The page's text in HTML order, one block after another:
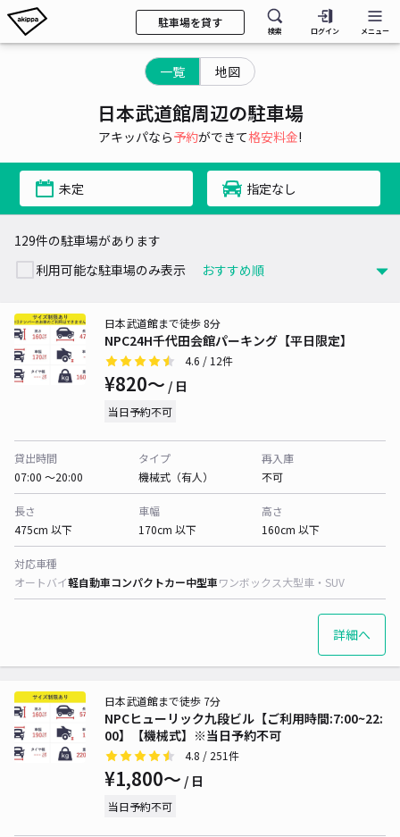
駐車場を貸す
検索 ログイン メニュー
一覧 地図
日本武道館周辺の駐車場
アキッパなら予約ができて格安料金!
未定 指定なし
129件の駐車場があります
利用可能な駐車場のみ表示
NPC24H千代田会館パーキング【平日限定】
日本武道館まで徒歩 8分
4.6 / 12件
¥820〜 / 日
当日予約不可
貸出時間
07:00 〜20:00
タイプ
機械式（有人）
再入庫
不可
長さ
475cm 以下
車幅
170cm 以下
高さ
160cm 以下
対応車種
オートバイ軽自動車コンパクトカー中型車ワンボックス大型車・SUV
詳細へ
NPCヒューリック九段ビル【ご利用時間:7:00~22:
00】【機械式】※当日予約不可
日本武道館まで徒歩 7分
4.8 / 251件
¥1,800〜 / 日
当日予約不可